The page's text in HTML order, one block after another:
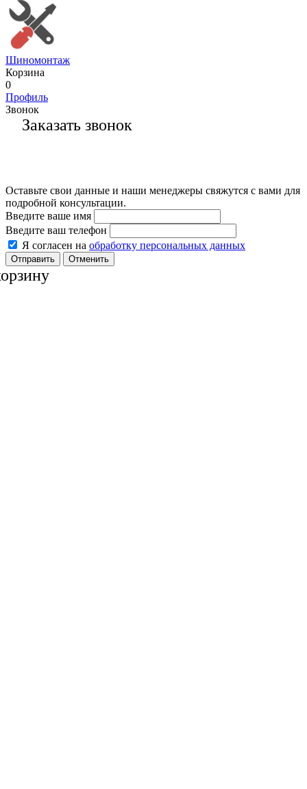
Шиномонтаж
Корзина
0
Профиль
Звонок
Заказать звонок
Оставьте свои данные и наши менеджеры свяжутся с вами для
подробной консультации.
Введите ваше имя
Введите ваш телефон
Я согласен на обработку персональных данных
Отменить